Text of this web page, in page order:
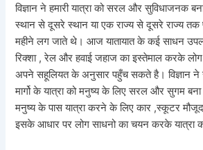
विज्ञान ने हमारी यात्रा को सरल और सुविधाजनक
स्थान से दूसरे स्थान या एक राज्य से दूसरे राज्य
महीने लग जाते थे। आज यातायात के कई साधन
रिक्शा , रेल और हवाई जहाज का इस्तेमाल करके
अपने सहूलियत के अनुसार पहुँच सकते है। विज्ञान ने
मार्गो के यात्रा को मनुष्य के लिए सरल और सुगम
मनुष्य के पास यात्रा करने के लिए कार ,स्कूटर
इसके आधार पर लोग साधनो का चयन करके यात्रा